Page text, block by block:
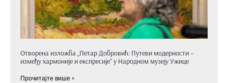
Отворена изложба „Петар Добровић: Путеви модерности –
између хармоније и експресије“ у Народном музеју Ужице
Прочитајте више »